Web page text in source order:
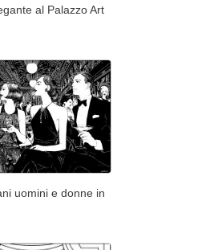
al Palazzo Art
uomini e donne in